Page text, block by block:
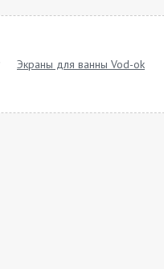
Экраны для ванны Vod-ok